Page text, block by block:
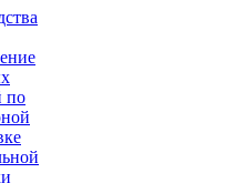
по